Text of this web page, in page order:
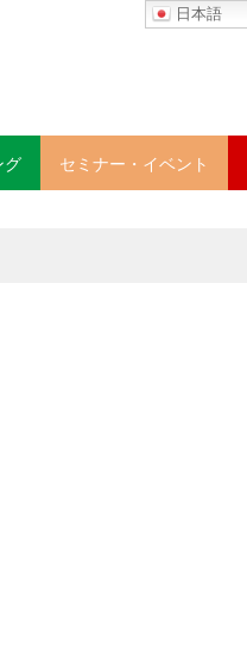
日本語
グ セミナー・イベント